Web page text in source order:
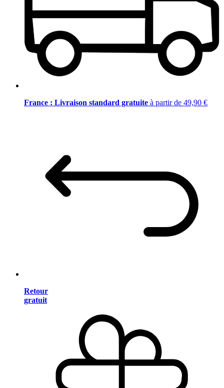
France : Livraison standard gratuite à partir de 49,90 €
Retour
gratuit